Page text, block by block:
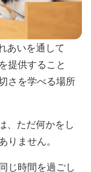
あいを通して
提供すること
さを学べる場所
、ただ何かをし
りません。
じ時間を過ごし